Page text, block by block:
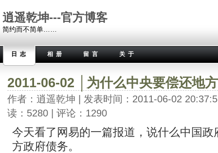
逍遥乾坤---官方博客
简约而不简单……
日志 相册 留言 关于
2011-06-02 │为什么中央要偿还地
作者：逍遥乾坤 | 发表时间：2011-06-02
读：5280 | 评论：1290
今天看了网易的一篇报道，说什么中国
方政府债务。